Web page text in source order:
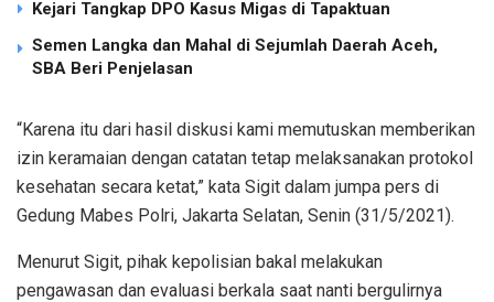
Kejari Tangkap DPO Kasus Migas di Tapaktuan
Semen Langka dan Mahal di Sejumlah Daerah Aceh,
SBA Beri Penjelasan
“Karena itu dari hasil diskusi kami memutuskan memberikan
izin keramaian dengan catatan tetap melaksanakan protokol
kesehatan secara ketat,” kata Sigit dalam jumpa pers di
Gedung Mabes Polri, Jakarta Selatan, Senin (31/5/2021).
Menurut Sigit, pihak kepolisian bakal melakukan
pengawasan dan evaluasi berkala saat nanti bergulirnya